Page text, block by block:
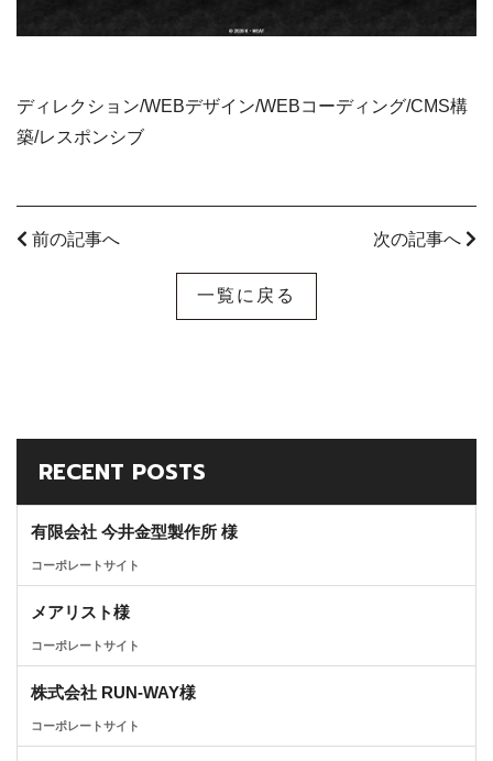
ディレクション/WEBデザイン/WEBコーディング/CMS構
築/レスポンシブ
前の記事へ 次の記事へ
一覧に戻る
RECENT POSTS
有限会社 今井金型製作所 様
コーポレートサイト
メアリスト様
コーポレートサイト
株式会社 RUN-WAY様
コーポレートサイト